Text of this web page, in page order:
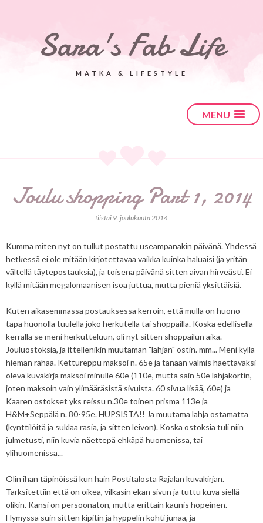
Sara's Fab Life
MATKA & LIFESTYLE
MENU
Joulu shopping Part 1, 2014
tiistai 9. joulukuuta 2014
Kumma miten nyt on tullut postattu useampanakin päivänä. Yhdessä
hetkessä ei ole mitään kirjotettavaa vaikka kuinka haluaisi (ja yritän
vältellä täytepostauksia), ja toisena päivänä sitten aivan hirveästi. Ei
kyllä mitään megalomaanisen isoa juttua, mutta pieniä yksittäisiä.
Kuten aikasemmassa postauksessa kerroin, että mulla on huono
tapa huonolla tuulella joko herkutella tai shoppailla. Koska edellisellä
kerralla se meni herkutteluun, oli nyt sitten shoppailun aika.
Jouluostoksia, ja ittellenikin muutaman "lahjan" ostin. mm... Meni kyllä
hieman rahaa. Kettureppu maksoi n. 65e ja tänään valmis haettavaksi
oleva kuvakirja maksoi minulle 60e (110e, mutta sain 50e lahjakortin,
joten maksoin vain ylimääräsistä sivuista. 60 sivua lisää, 60e) ja
Kaaren ostokset yks reissu n.30e toinen prisma 113e ja
H&M+Seppälä n. 80-95e. HUPSISTA!! Ja muutama lahja ostamatta
(kynttilöitä ja suklaa rasia, ja sitten leivon). Koska ostoksia tuli niin
julmetusti, niin kuvia näettepä ehkäpä huomenissa, tai
ylihuomenissa...
Olin ihan täpinöissä kun hain Postitalosta Rajalan kuvakirjan.
Tarksitettiin että on oikea, vilkasin ekan sivun ja tuttu kuva siellä
olikin. Kansi on persoonaton, mutta erittäin kaunis hopeinen.
Hymyssä suin sitten kipitin ja hyppelin kohti junaa, ja